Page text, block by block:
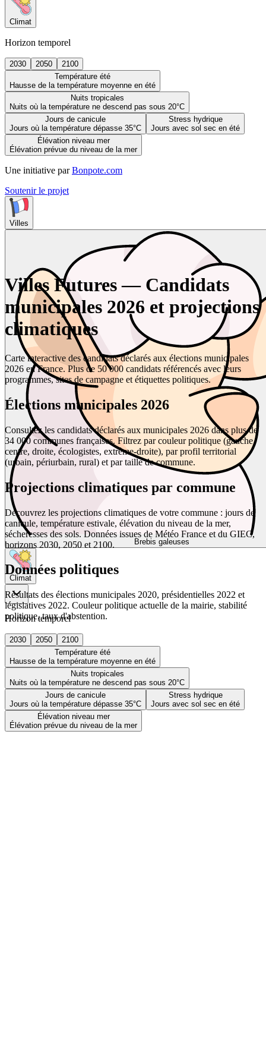
Climat
Horizon temporel
2030 2050
2100
Température été
Hausse de la température moyenne en été
Nuits tropicales
Nuits où la température ne descend pas sous 20°C
Jours de canicule
Jours où la température dépasse 35°C
Stress hydrique
Jours avec sol sec en été
Élévation niveau mer
Élévation prévue du niveau de la mer
Une initiative par Bonpote.com
Soutenir le projet
Villes
Brebis galeuses
Climat
Horizon temporel
2030 2050
2100
Température été
Hausse de la température moyenne en été
Nuits tropicales
Nuits où la température ne descend pas sous 20°C
Jours de canicule
Jours où la température dépasse 35°C
Stress hydrique
Jours avec sol sec en été
Élévation niveau mer
Élévation prévue du niveau de la mer
Villes Futures — Candidats
municipales 2026 et projections
climatiques
Carte interactive des candidats déclarés aux élections municipales
2026 en France. Plus de 50 000 candidats référencés avec leurs
programmes, sites de campagne et étiquettes politiques.
Élections municipales 2026
Consultez les candidats déclarés aux municipales 2026 dans plus de
34 000 communes françaises. Filtrez par couleur politique (gauche,
centre, droite, écologistes, extrême-droite), par profil territorial
(urbain, périurbain, rural) et par taille de commune.
Projections climatiques par commune
Découvrez les projections climatiques de votre commune : jours de
canicule, température estivale, élévation du niveau de la mer,
sécheresses des sols. Données issues de Météo France et du GIEC,
horizons 2030, 2050 et 2100.
Données politiques
Résultats des élections municipales 2020, présidentielles 2022 et
législatives 2022. Couleur politique actuelle de la mairie, stabilité
politique, taux d'abstention.